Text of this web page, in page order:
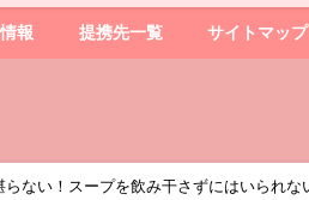
報 提携先一覧 サイトマップ
ない！スープを飲み干さずにはいられな